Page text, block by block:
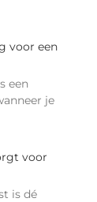
voor een
een
je
voor
is dé